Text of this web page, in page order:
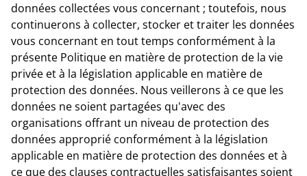
données collectées vous concernant ; toutefois, nous
continuerons à collecter, stocker et traiter les données
vous concernant en tout temps conformément à la
présente Politique en matière de protection de la vie
privée et à la législation applicable en matière de
protection des données. Nous veillerons à ce que les
données ne soient partagées qu'avec des
organisations offrant un niveau de protection des
données approprié conformément à la législation
applicable en matière de protection des données et à
ce que des clauses contractuelles satisfaisantes soient